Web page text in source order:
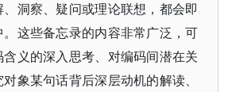
洞察、疑问或理论联想，都会即
。这些备忘录的内容非常广泛，可
义的深入思考、对编码间潜在关
象某句话背后深层动机的解读、